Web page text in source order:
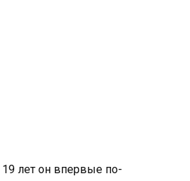
лет он впервые по-